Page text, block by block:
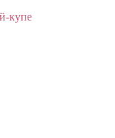
купе